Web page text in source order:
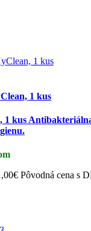
1 kus
1 kus
Pôvodná cena s